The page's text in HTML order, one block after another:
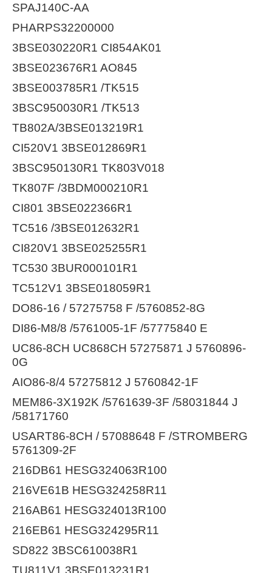
SPAJ140C-AA
PHARPS32200000
3BSE030220R1 CI854AK01
3BSE023676R1 AO845
3BSE003785R1 /TK515
3BSC950030R1 /TK513
TB802A/3BSE013219R1
CI520V1 3BSE012869R1
3BSC950130R1 TK803V018
TK807F /3BDM000210R1
CI801 3BSE022366R1
TC516 /3BSE012632R1
CI820V1 3BSE025255R1
TC530 3BUR000101R1
TC512V1 3BSE018059R1
DO86-16 / 57275758 F /5760852-8G
DI86-M8/8 /5761005-1F /57775840 E
UC86-8CH UC868CH 57275871 J 5760896-
0G
AIO86-8/4 57275812 J 5760842-1F
MEM86-3X192K /5761639-3F /58031844 J
/58171760
USART86-8CH / 57088648 F /STROMBERG
5761309-2F
216DB61 HESG324063R100
216VE61B HESG324258R11
216AB61 HESG324013R100
216EB61 HESG324295R11
SD822 3BSC610038R1
TU811V1 3BSE013231R1